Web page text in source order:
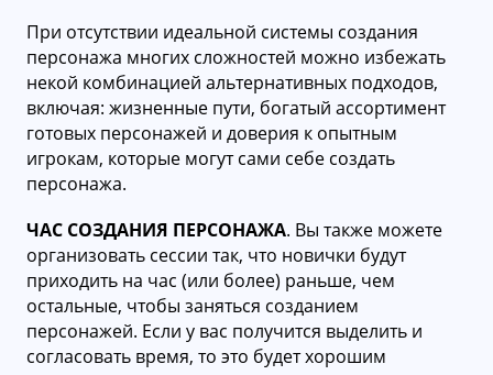
При отсутствии идеальной системы создания
персонажа многих сложностей можно избежать
некой комбинацией альтернативных подходов,
включая: жизненные пути, богатый ассортимент
готовых персонажей и доверия к опытным
игрокам, которые могут сами себе создать
персонажа.
ЧАС СОЗДАНИЯ ПЕРСОНАЖА. Вы также можете
организовать сессии так, что новички будут
приходить на час (или более) раньше, чем
остальные, чтобы заняться созданием
персонажей. Если у вас получится выделить и
согласовать время, то это будет хорошим